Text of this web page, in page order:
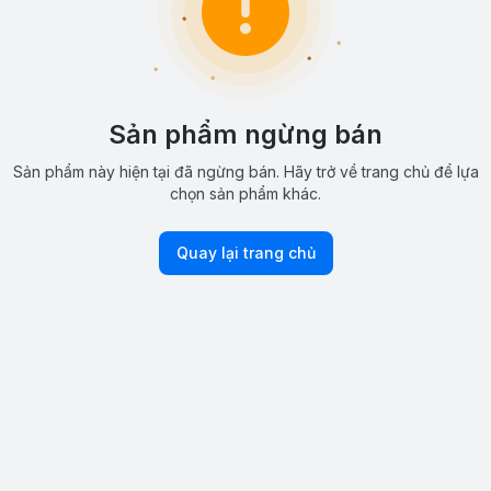
Sản phẩm ngừng bán
Sản phẩm này hiện tại đã ngừng bán. Hãy trở về trang chủ để lựa
chọn sản phẩm khác.
Quay lại trang chủ